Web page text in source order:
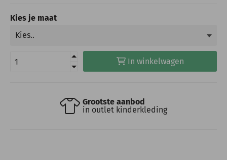
Kies je maat
In winkelwagen
Grootste aanbod
in outlet kinderkleding